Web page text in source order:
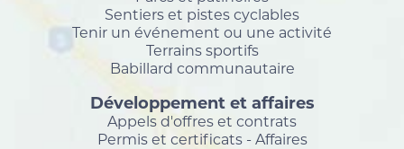
Sentiers et pistes cyclables
Tenir un événement ou une activité
Terrains sportifs
Babillard communautaire
Développement et affaires
Appels d'offres et contrats
Permis et certificats - Affaires